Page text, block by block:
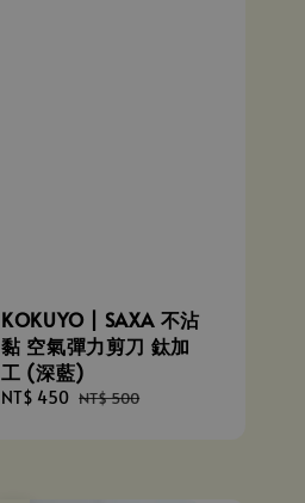
KOKUYO | SAXA 不沾
黏 空氣彈力剪刀 鈦加
工 (深藍)
Sale
NT$ 450 Regular
NT$ 500